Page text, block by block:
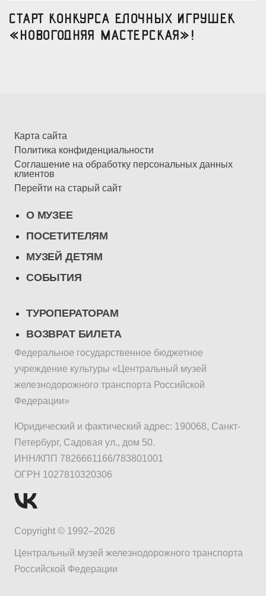
Старт конкурса елочных игрушек
«Новогодняя мастерская»!
Карта сайта
Политика конфиденциальности
Соглашение на обработку персональных данных
клиентов
Перейти на старый сайт
О МУЗЕЕ
ПОСЕТИТЕЛЯМ
МУЗЕЙ ДЕТЯМ
СОБЫТИЯ
ТУРОПЕРАТОРАМ
ВОЗВРАТ БИЛЕТА
Федеральное государственное бюджетное
учреждение культуры «Центральный музей
железнодорожного транспорта Российской
Федерации»
Юридический и фактический адрес: 190068, Санкт-
Петербург, Садовая ул., дом 50.
ИНН/КПП 7826661166/783801001
ОГРН 1027810320306
Copyright © 1992–2026
Центральный музей железнодорожного транспорта
Российской Федерации